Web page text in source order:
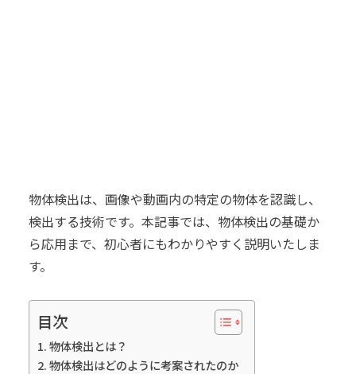
物体検出は、画像や動画内の特定の物体を認識し、
検出する技術です。本記事では、物体検出の基礎か
ら応用まで、初心者にもわかりやすく説明いたしま
す。
目次
物体検出とは？
物体検出はどのように考案されたのか